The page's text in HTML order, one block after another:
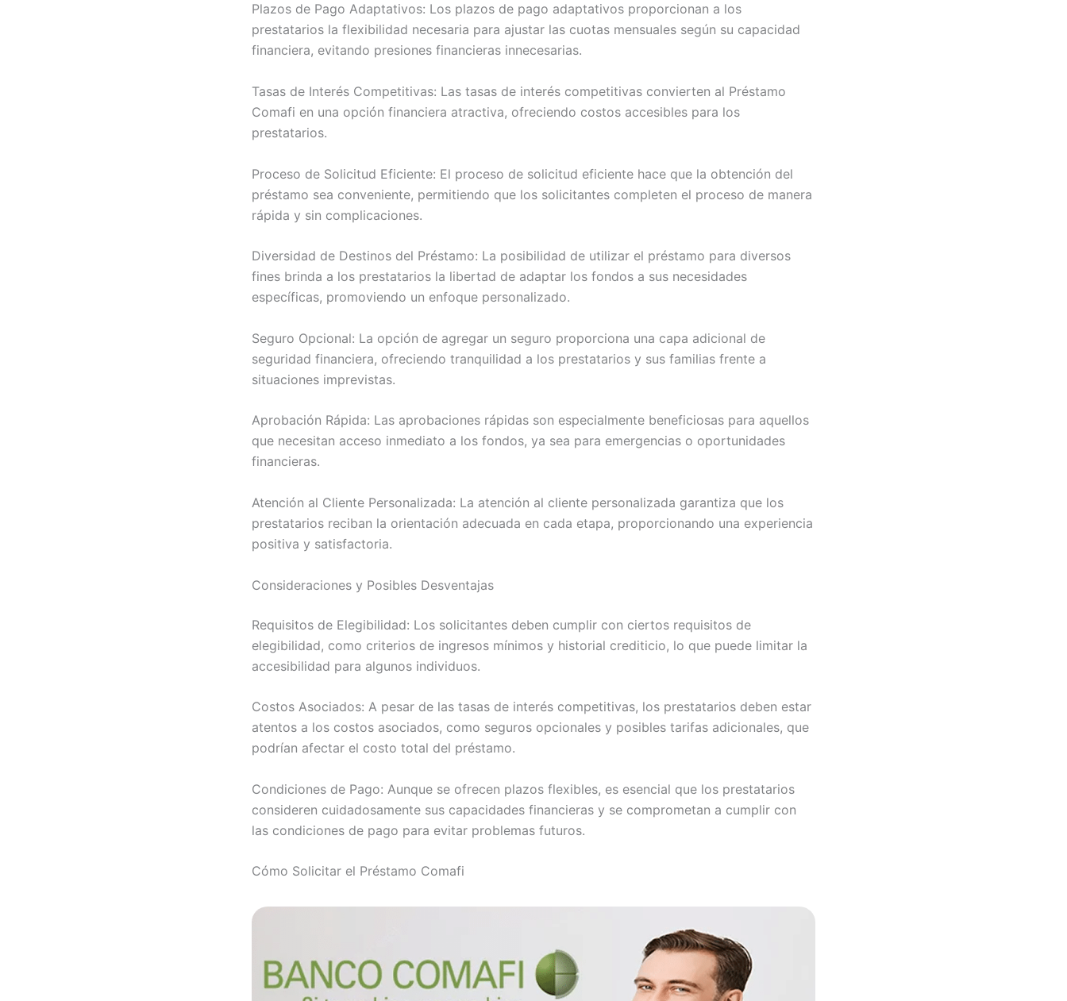
Plazos de Pago Adaptativos: Los plazos de pago adaptativos proporcionan a los
prestatarios la flexibilidad necesaria para ajustar las cuotas mensuales según su capacidad
financiera, evitando presiones financieras innecesarias.
Tasas de Interés Competitivas: Las tasas de interés competitivas convierten al Préstamo
Comafi en una opción financiera atractiva, ofreciendo costos accesibles para los
prestatarios.
Proceso de Solicitud Eficiente: El proceso de solicitud eficiente hace que la obtención del
préstamo sea conveniente, permitiendo que los solicitantes completen el proceso de manera
rápida y sin complicaciones.
Diversidad de Destinos del Préstamo: La posibilidad de utilizar el préstamo para diversos
fines brinda a los prestatarios la libertad de adaptar los fondos a sus necesidades
específicas, promoviendo un enfoque personalizado.
Seguro Opcional: La opción de agregar un seguro proporciona una capa adicional de
seguridad financiera, ofreciendo tranquilidad a los prestatarios y sus familias frente a
situaciones imprevistas.
Aprobación Rápida: Las aprobaciones rápidas son especialmente beneficiosas para aquellos
que necesitan acceso inmediato a los fondos, ya sea para emergencias o oportunidades
financieras.
Atención al Cliente Personalizada: La atención al cliente personalizada garantiza que los
prestatarios reciban la orientación adecuada en cada etapa, proporcionando una experiencia
positiva y satisfactoria.
Consideraciones y Posibles Desventajas
Requisitos de Elegibilidad: Los solicitantes deben cumplir con ciertos requisitos de
elegibilidad, como criterios de ingresos mínimos y historial crediticio, lo que puede limitar la
accesibilidad para algunos individuos.
Costos Asociados: A pesar de las tasas de interés competitivas, los prestatarios deben estar
atentos a los costos asociados, como seguros opcionales y posibles tarifas adicionales, que
podrían afectar el costo total del préstamo.
Condiciones de Pago: Aunque se ofrecen plazos flexibles, es esencial que los prestatarios
consideren cuidadosamente sus capacidades financieras y se comprometan a cumplir con
las condiciones de pago para evitar problemas futuros.
Cómo Solicitar el Préstamo Comafi